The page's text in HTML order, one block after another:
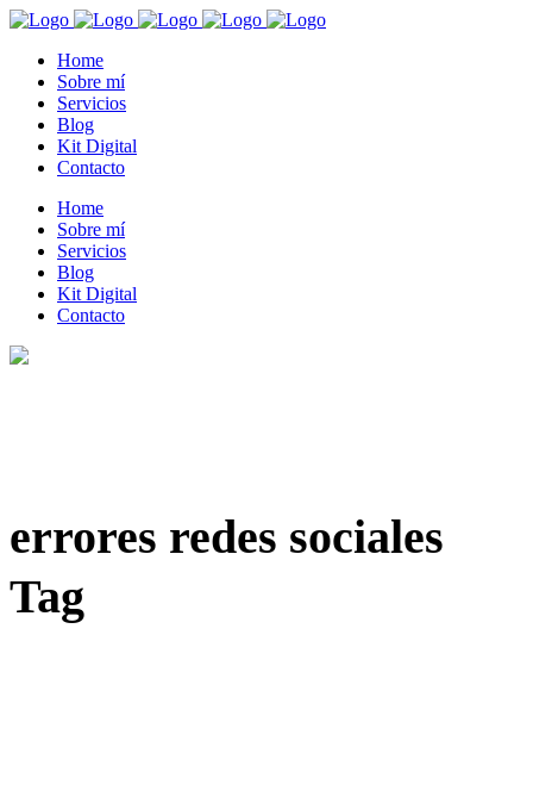
Home
Sobre mí
Servicios
Blog
Kit Digital
Contacto
Home
Sobre mí
Servicios
Blog
Kit Digital
Contacto
errores redes sociales
Tag